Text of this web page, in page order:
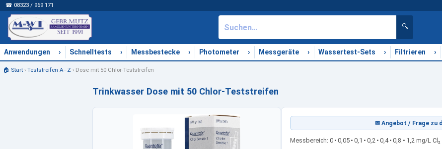
☎ 08323 / 969 171
🔍
Anwendungen › Schnelltests › Messbestecke › Photometer › Messgeräte › Wassertest-Sets › Filtrieren ›
🏠 Start› Teststreifen A–Z› Dose mit 50 Chlor-Teststreifen
Trinkwasser Dose mit 50 Chlor-Teststreifen
✉ Angebot / Frage zu
Messbereich: 0 • 0,05 • 0,1 • 0,2 • 0,4 • 0,8 • 1,2 mg/L Cl₂